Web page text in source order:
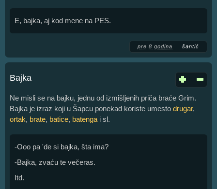
E, bajka, aj kod mene na PES.
pre 8 godina šantić
Bajka
Ne misli se na bajku, jednu od izmišljenih priča braće Grim.
Bajka je izraz koji u Šapcu ponekad koriste umesto drugar,
ortak, brate, batice, batenga i sl.
-Ooo pa 'de si bajka, šta ima?
-Bajka, zvaću te večeras.
Itd.